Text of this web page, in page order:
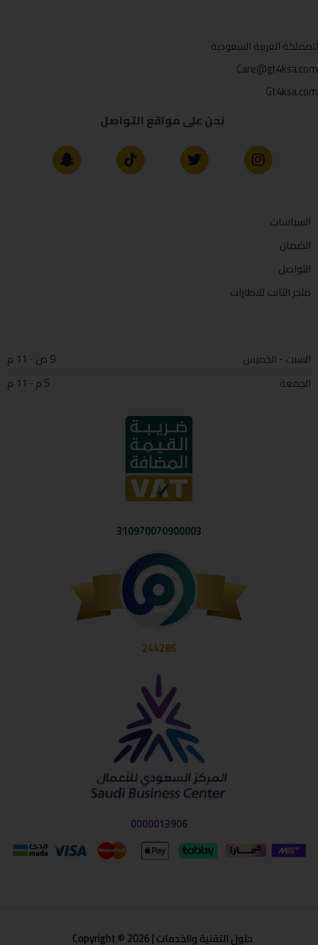
المملكة العربية السعودية
Care@gt4ksa.com
Gt4ksa.com
نحن على مواقع التواصل
السياسات
الضمان
التواصل
متجر الثابت للاطارات
السبت - الخميس
9 ص - 11 م
الجمعة
5 م - 11 م
310970070900003
244286
0000013906
حلول التقنية والخدمات | Copyright © 2026